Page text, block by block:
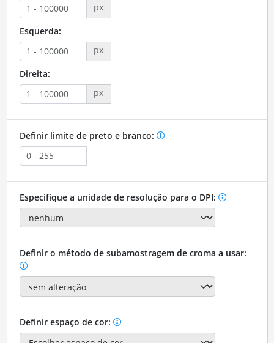
px
Esquerda:
px
Direita:
px
Definir limite de preto e branco:
Especifique a unidade de resolução para o DPI:
Definir o método de subamostragem de croma a usar:
Definir espaço de cor: